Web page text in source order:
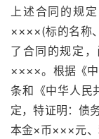
上述合同的规
××××(标的名称
了合同的规定
××××。根据《
条和《中华人民
定，特证明：债
本金×币×××元